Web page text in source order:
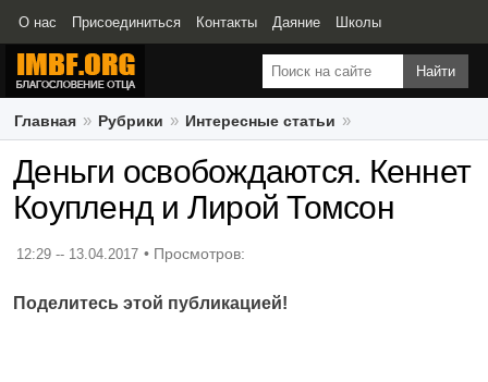
О нас Присоединиться Контакты Даяние Школы
Свидетельства
Главная Рубрики Интересные статьи
Деньги освобождаются. Кеннет Коупленд и Лирой Томсон
Деньги освобождаются. Кеннет
Коупленд и Лирой Томсон
12:29 -- 13.04.2017
Поделитесь этой публикацией!